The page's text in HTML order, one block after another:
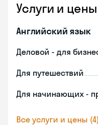
Услуги и цены
Английский язык
Деловой - для
Для путешествий
Для начинающих -
Все услуги и цены (4)